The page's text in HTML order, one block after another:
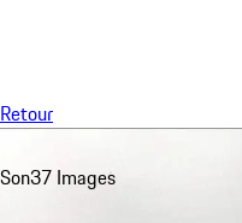
Retour
Son37 Images